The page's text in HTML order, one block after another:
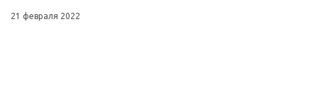
21 февраля 2022